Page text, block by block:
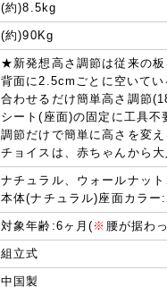
(約)8.5kg
(約)90Kg
★新発想高さ調節は従来の
背面に2.5cmごとに空いて
合わせるだけ簡単高さ調節
シート(座面)の固定に工具不
調節だけで簡単に高さを変
チョイスは、赤ちゃんから
ナチュラル、ウォールナッ
本体(ナチュラル)座面カラ
対象年齢:6ヶ月( ※ 腰が据わ
組立式
中国製